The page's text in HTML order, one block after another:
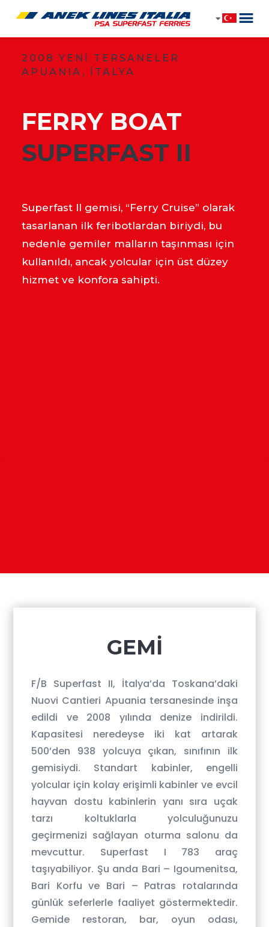
2008 YENİ TERSANELER
APUANIA, İTALYA
FERRY BOAT
​SUPERFAST II
Superfast II gemisi, “Ferry Cruise” olarak
tasarlanan ilk feribotlardan biriydi, bu
nedenle gemiler malların taşınması için
kullanıldı, ancak yolcular için üst düzey
hizmet ve konfora sahipti.
​GEMİ
F/B Superfast II, İtalya’da Toskana’daki
Nuovi Cantieri Apuania tersanesinde inşa
edildi ve 2008 yılında denize indirildi.
Kapasitesi neredeyse iki kat artarak
500’den 938 yolcuya çıkan, sınıfının ilk
gemisiydi. Standart kabinler, engelli
yolcular için kolay erişimli kabinler ve evcil
hayvan dostu kabinlerin yanı sıra uçak
tarzı koltuklarla yolculuğunuzu
geçirmenizi sağlayan oturma salonu da
mevcuttur. Superfast I 783 araç
taşıyabiliyor. Şu anda Bari – Igoumenitsa,
Bari Korfu ve Bari – Patras rotalarında
günlük seferlerle faaliyet göstermektedir.
Gemide restoran, bar, oyun odası,